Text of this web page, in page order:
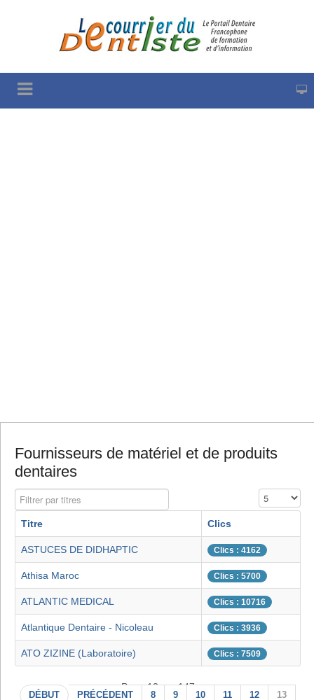
Fournisseurs de matériel et de produits
dentaires
Filtrer par titres Affichage #
Titre Clics
ASTUCES DE DIDHAPTIC Clics : 4162
Athisa Maroc Clics : 5700
ATLANTIC MEDICAL Clics : 10716
Atlantique Dentaire - Nicoleau Clics : 3936
ATO ZIZINE (Laboratoire) Clics : 7509
Page 13 sur 147
DÉBUT PRÉCÉDENT 8 9 10 11 12 13